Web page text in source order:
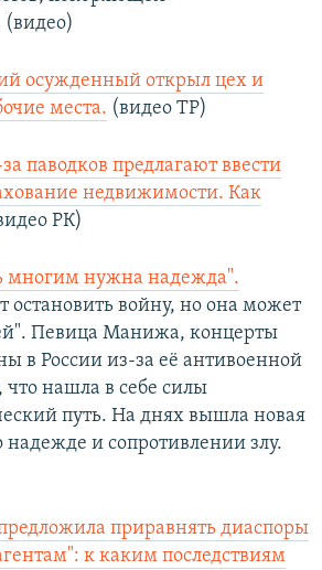
осужденный открыл цех и
места. (видео ТР)
паводков предлагают ввести
недвижимости. Как
РК)
нужна надежда".
войну, но она может
Певица Манижа, концерты
в России из-за её антивоенной
что нашла в себе силы
путь. На днях вышла новая
и сопротивлении злу.
приравнять диаспоры
к каким последствиям